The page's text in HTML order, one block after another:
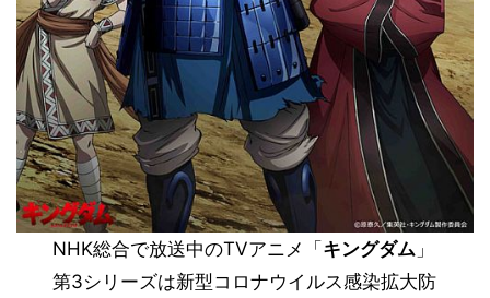
NHK総合で放送中のTVアニメ「キングダム 」
第3シリーズは新型コロナウイルス感染拡大防